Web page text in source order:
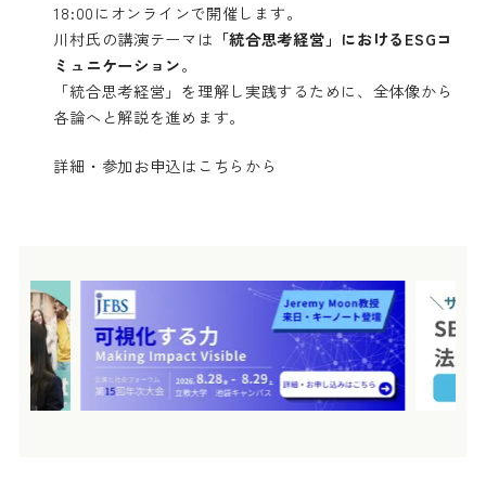
18:00にオンラインで開催します。
川村氏の講演テーマは 「統合思考経営」におけるESGコ
ミュニケーション。
「統合思考経営」を理解し実践するために、全体像から
各論へと解説を進めます。
詳細・参加お申込はこちらから